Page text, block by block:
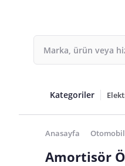
Kategoriler
Anasayfa
Amortisör